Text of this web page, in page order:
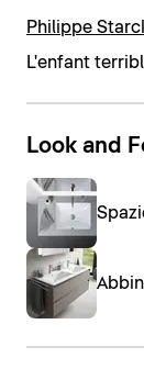
Philippe
L'enfant
Look and